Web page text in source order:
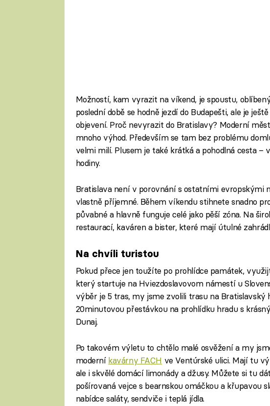
Možností, kam vyrazit na víkend, je spoustu,
poslední době se hodně jezdí do Budapešti, ale je
objevení. Proč nevyrazit do Bratislavy? Moderní
mnoho výhod. Především se tam bez problému
velmi milí. Plusem je také krátká a pohodlná cesta –
hodiny.
Bratislava není v porovnání s ostatními evropskými
vlastně příjemné. Během víkendu stihnete snadno
půvabné a hlavně funguje celé jako pěší zóna. Na
restaurací, kaváren a bister, které mají útulné
Na chvíli turistou
Pokud přece jen toužíte po prohlídce památek,
který startuje na Hviezdoslavovom námestí u
výběr je 5 tras, my jsme zvolili trasu na Bratislavský
20minutovou přestávkou na prohlídku hradu s
Dunaj.
Po takovém výletu to chtělo malé osvěžení a my
moderní kavárny FACH ve Ventúrské ulici. Mají tu
ale i skvělé domácí limonády a džusy. Můžete si tu
pošírovaná vejce s bearnskou omáčkou a křupavou
nabídce saláty, sendviče i teplá jídla.